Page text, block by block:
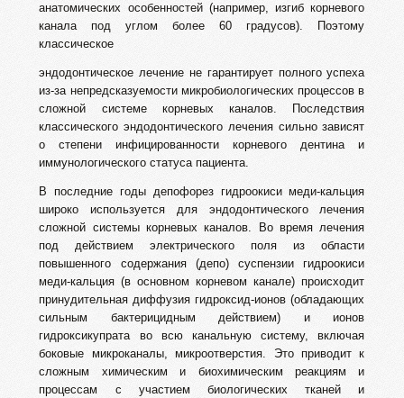
анатомических особенностей (например, изгиб корневого
канала под углом более 60 градусов). Поэтому
классическое
эндодонтическое лечение не гарантирует полного успеха
из-за непредсказуемости микробиологических процессов в
сложной системе корневых каналов. Последствия
классического эндодонтического лечения сильно зависят
о степени инфицированности корневого дентина и
иммунологического статуса пациента.
В последние годы депофорез гидроокиси меди-кальция
широко используется для эндодонтического лечения
сложной системы корневых каналов. Во время лечения
под действием электрического поля из области
повышенного содержания (депо) суспензии гидроокиси
меди-кальция (в основном корневом канале) происходит
принудительная диффузия гидроксид-ионов (обладающих
сильным бактерицидным действием) и ионов
гидроксикупрата во всю канальную систему, включая
боковые микроканалы, микроотверстия. Это приводит к
сложным химическим и биохимическим реакциям и
процессам с участием биологических тканей и